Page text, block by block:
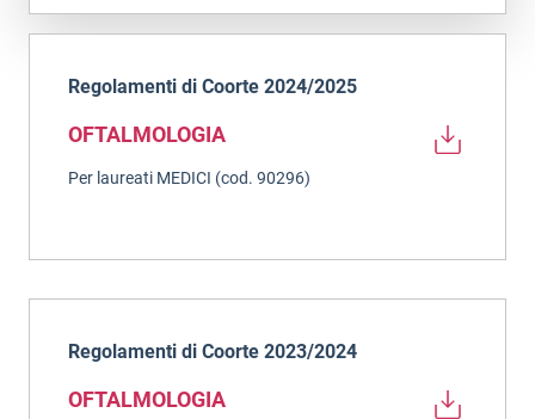
Regolamenti di Coorte 2024/2025
OFTALMOLOGIA
Per laureati MEDICI (cod. 90296)
Regolamenti di Coorte 2023/2024
OFTALMOLOGIA